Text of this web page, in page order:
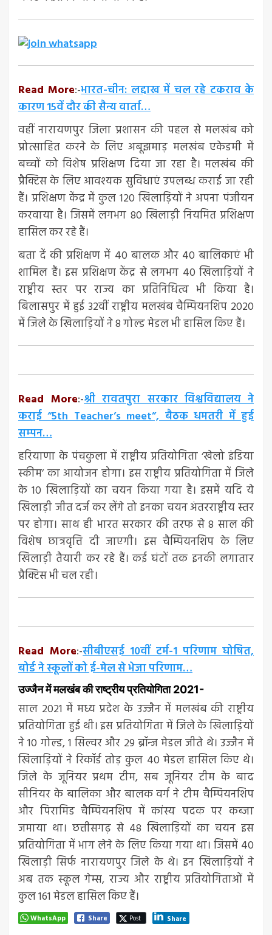
Read More:-भारत-चीन: लद्दाख में चल रहे टकराव के
कारण 15वें दौर की सैन्य वार्ता…
वहीं नारायणपुर जिला प्रशासन की पहल से मलखंब को
प्रोत्साहित करने के लिए अबूझमाड़ मलखंब एकेडमी में
बच्चों को विशेष प्रशिक्षण दिया जा रहा है। मलखंब की
प्रैक्टिस के लिए आवश्यक सुविधाएं उपलब्ध कराई जा रही
हैं। प्रशिक्षण केंद्र में कुल 120 खिलाड़ियों ने अपना पंजीयन
करवाया है। जिसमें लगभग 80 खिलाड़ी नियमित प्रशिक्षण
हासिल कर रहे हैं।
बता दें की प्रशिक्षण में 40 बालक और 40 बालिकाएं भी
शामिल हैं। इस प्रशिक्षण केंद्र से लगभग 40 खिलाड़ियों ने
राष्ट्रीय स्तर पर राज्य का प्रतिनिधित्व भी किया है।
बिलासपुर में हुई 32वीं राष्ट्रीय मलखंब चैम्पियनशिप 2020
में जिले के खिलाड़ियों ने 8 गोल्ड मेडल भी हासिल किए हैं।
Read More:-श्री रावतपुरा सरकार विश्वविद्यालय ने
कराई “5th Teacher’s meet”, बैठक धमतरी में हुई
सम्पन…
हरियाणा के पंचकुला में राष्ट्रीय प्रतियोगिता ‘खेलो इंडिया
स्कीम’ का आयोजन होगा। इस राष्ट्रीय प्रतियोगिता में जिले
के 10 खिलाड़ियों का चयन किया गया है। इसमें यदि ये
खिलाड़ी जीत दर्ज कर लेंगे तो इनका चयन अंतरराष्ट्रीय स्तर
पर होगा। साथ ही भारत सरकार की तरफ से 8 साल की
विशेष छात्रवृत्ति दी जाएगी। इस चैम्पियनशिप के लिए
खिलाड़ी तैयारी कर रहे हैं। कई घंटों तक इनकी लगातार
प्रैक्टिस भी चल रही।
Read More:-सीबीएसई 10वीं टर्म-1 परिणाम घोषित,
बोर्ड ने स्कूलों को ई-मेल से भेजा परिणाम…
उज्जैन में मलखंब की राष्ट्रीय प्रतियोगिता 2021-
साल 2021 में मध्य प्रदेश के उज्जैन में मलखंब की राष्ट्रीय
प्रतियोगिता हुई थी। इस प्रतियोगिता में जिले के खिलाड़ियों
ने 10 गोल्ड, 1 सिल्वर और 29 ब्रॉन्ज मेडल जीते थे। उज्जैन में
खिलाड़ियों ने रिकॉर्ड तोड़ कुल 40 मेडल हासिल किए थे।
जिले के जूनियर प्रथम टीम, सब जूनियर टीम के बाद
सीनियर के बालिका और बालक वर्ग ने टीम चैम्पियनशिप
और पिरामिड चैम्पियनशिप में कांस्य पदक पर कब्जा
जमाया था। छत्तीसगढ़ से 48 खिलाड़ियों का चयन इस
प्रतियोगिता में भाग लेने के लिए किया गया था। जिसमें 40
खिलाड़ी सिर्फ नारायणपुर जिले के थे। इन खिलाड़ियों ने
अब तक स्कूल गेम्स, राज्य और राष्ट्रीय प्रतियोगिताओं में
कुल 161 मेडल हासिल किए हैं।
WhatsApp Share Post Share